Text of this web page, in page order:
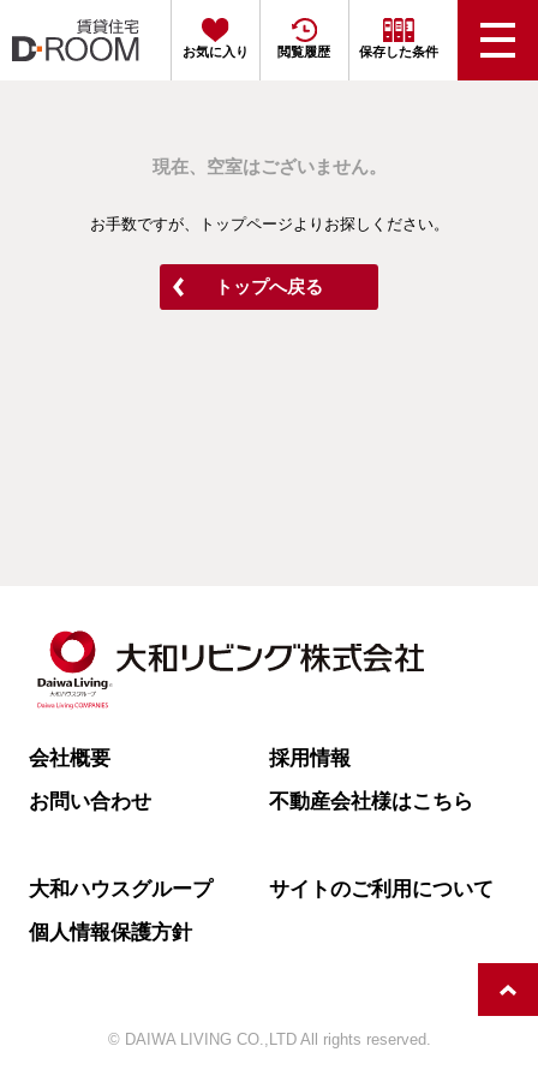
お気に入り 閲覧履歴 保存した条件
現在、空室はございません。
お手数ですが、トップページよりお探しください。
トップへ戻る
会社概要
採用情報
お問い合わせ
不動産会社様はこちら
大和ハウスグループ
サイトのご利用について
個人情報保護方針
© DAIWA LIVING CO.,LTD All rights reserved.